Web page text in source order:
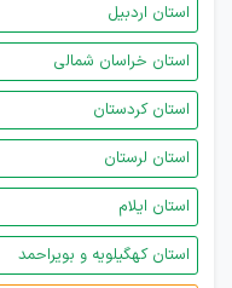
استان اردبیل
استان خراسان شمالی
استان کردستان
استان لرستان
استان ایلام
استان کهگیلویه و بویراحمد